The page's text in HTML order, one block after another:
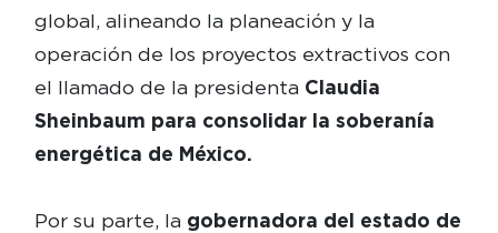
global, alineando la planeación y la
operación de los proyectos extractivos con
el llamado de la presidenta Claudia
Sheinbaum para consolidar la soberanía
energética de México.
Por su parte, la gobernadora del estado de